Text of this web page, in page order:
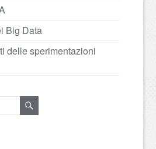
Big Data
delle sperimentazioni